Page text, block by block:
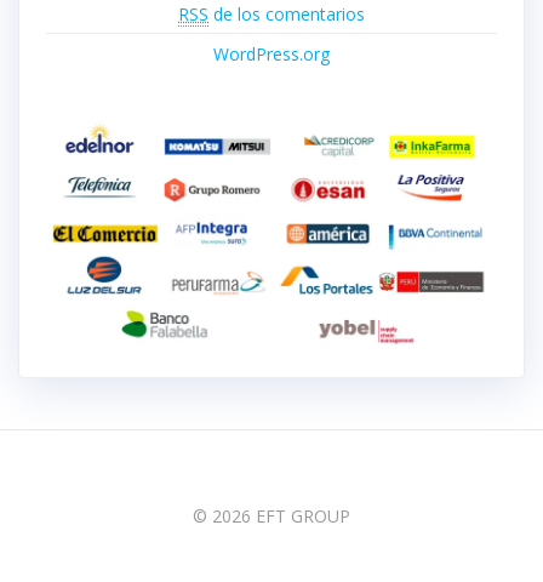
RSS de los comentarios
WordPress.org
© 2026 EFT GROUP